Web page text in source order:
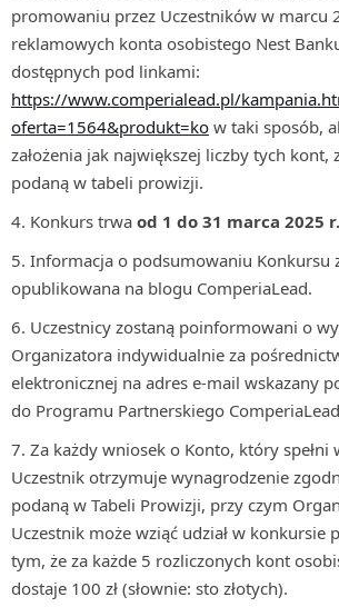
promowaniu przez Uczestników w marcu
reklamowych konta osobistego Nest
dostępnych pod linkami:
https://www.comperialead.pl/
oferta=1564&produkt=ko w taki sposób,
założenia jak największej liczby tych kont,
podaną w tabeli prowizji.
Konkurs trwa od 1 do 31 marca 2025 r.
Informacja o podsumowaniu Konkursu
opublikowana na blogu ComperiaLead.
Uczestnicy zostaną poinformowani o
Organizatora indywidualnie za
elektronicznej na adres e-mail wskazany
do Programu Partnerskiego
Za każdy wniosek o Konto, który spełni
Uczestnik otrzymuje wynagrodzenie
podaną w Tabeli Prowizji, przy czym
Uczestnik może wziąć udział w konkursie
tym, że za każde 5 rozliczonych kont
dostaje 100 zł (słownie: sto złotych).